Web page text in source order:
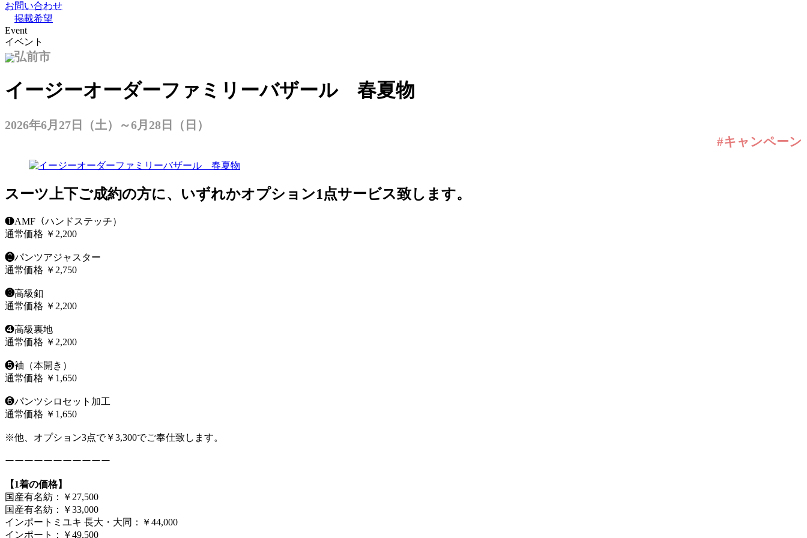
お問い合わせ
掲載希望
Event
イベント
弘前市
イージーオーダーファミリーバザール 春夏物
2026年6月27日（土）～6月28日（日）
#キャンペーン
スーツ上下ご成約の方に、いずれかオプション1点サービス致します。
❶AMF（ハンドステッチ）
通常価格 ￥2,200
❷パンツアジャスター
通常価格 ￥2,750
❸高級釦
通常価格 ￥2,200
❹高級裏地
通常価格 ￥2,200
❺袖（本開き）
通常価格 ￥1,650
❻パンツシロセット加工
通常価格 ￥1,650
※他、オプション3点で￥3,300でご奉仕致します。
ーーーーーーーーーーー
【1着の価格】
国産有名紡：￥27,500
国産有名紡：￥33,000
インポートミユキ 長大・大同：￥44,000
インポート：￥49,500